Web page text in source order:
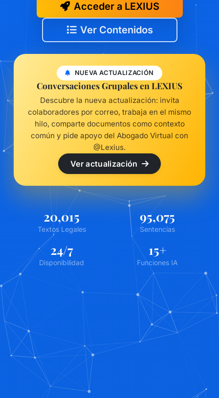
Acceder a LEXIUS
Ver Contenidos
NUEVA ACTUALIZACIÓN
Conversaciones Grupales en LEXIUS
Descubre la nueva actualización: invita
colaboradores por correo, trabaja en el mismo
hilo, comparte documentos como contexto
común y pide apoyo del Abogado Virtual con
@Lexius.
Ver actualización
20,015
Textos Legales
95,075
Sentencias
24/7
Disponibilidad
15+
Funciones IA